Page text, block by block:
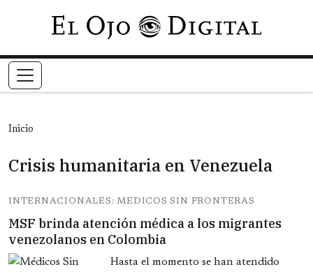
Pasar al contenido principal
Inicio
Crisis humanitaria en Venezuela
INTERNACIONALES: MEDICOS SIN FRONTERAS
MSF brinda atención médica a los migrantes
venezolanos en Colombia
Hasta el momento se han atendido